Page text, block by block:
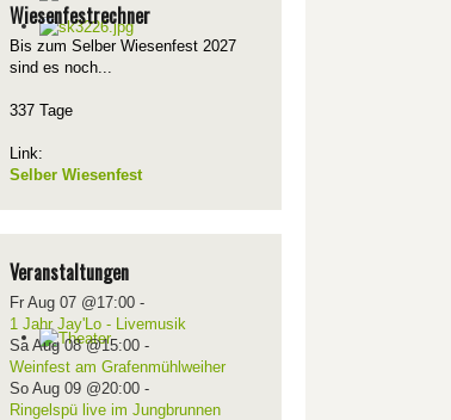
Wiesenfestrechner
Bis zum Selber Wiesenfest 2027
sind es noch...
337 Tage
Link:
Selber Wiesenfest
Veranstaltungen
Fr Aug 07 @17:00-
1 Jahr Jay'Lo - Livemusik
Sa Aug 08 @15:00-
Weinfest am Grafenmühlweiher
So Aug 09 @20:00-
Ringelspü live im Jungbrunnen